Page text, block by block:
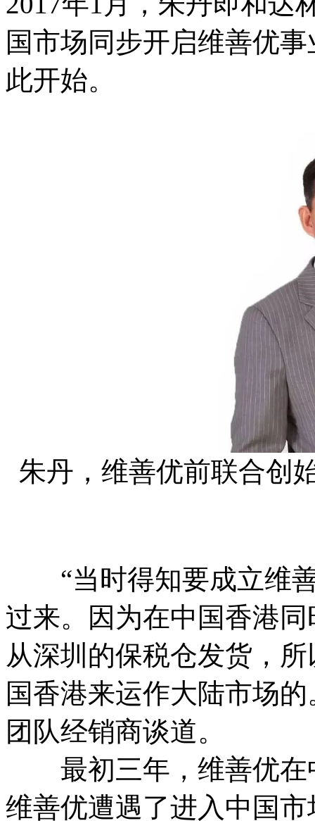
国市场同步开启维善优
此开始。
朱丹，维善优前联合创
“当时得知要成立维善
过来。因为在中国香港
从深圳的保税仓发货，
国香港来运作大陆市场
团队经销商谈道。
最初三年，维善优在
维善优遭遇了进入中国